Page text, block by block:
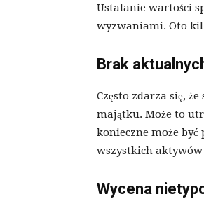
Ustalanie wartości
wyzwaniami. Oto
Brak
Często zdarza się,
majątku. Może to
konieczne może
wszystkich aktywów
Wycena